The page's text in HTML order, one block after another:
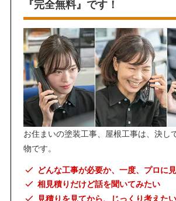
『完全無料』です！
お住まいの塗装工事、屋根工事は、決し
物です。
どんな工事が必要か、一度、プロに
相見積りだけど話を聞いてみたい
見積りを見てから、じっくり考えたい